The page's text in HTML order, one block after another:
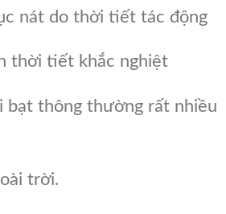
nát do thời tiết tác động
thời tiết khắc nghiệt
bạt thông thường rất nhiều
trời.